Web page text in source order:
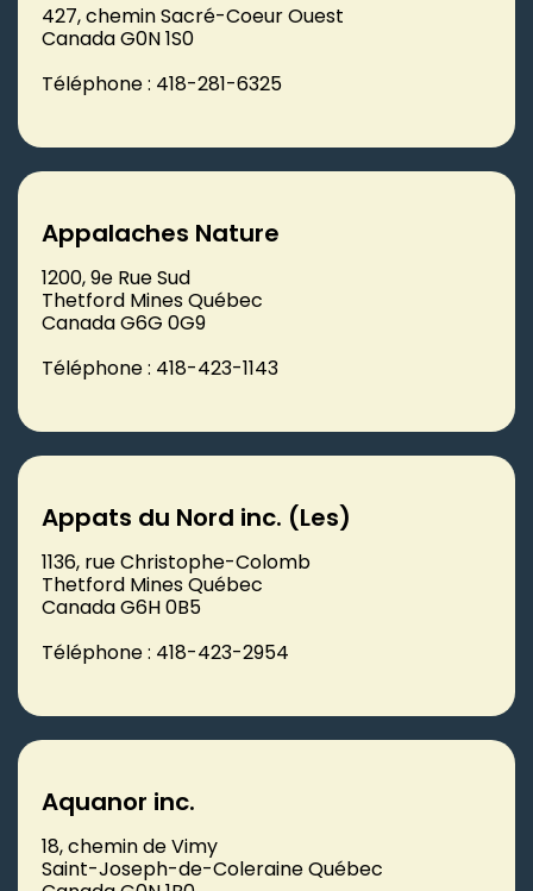
427, chemin Sacré-Coeur Ouest
Canada G0N 1S0
Téléphone : 418-281-6325
Appalaches Nature
1200, 9e Rue Sud
Thetford Mines Québec
Canada G6G 0G9
Téléphone : 418-423-1143
Appats du Nord inc. (Les)
1136, rue Christophe-Colomb
Thetford Mines Québec
Canada G6H 0B5
Téléphone : 418-423-2954
Aquanor inc.
18, chemin de Vimy
Saint-Joseph-de-Coleraine Québec